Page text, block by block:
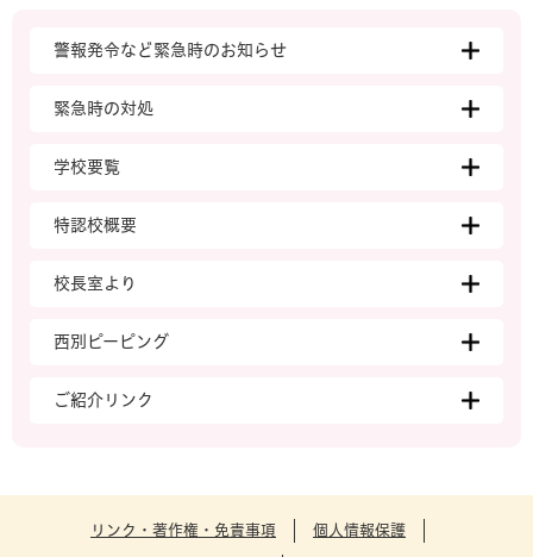
警報発令など緊急時のお知らせ
緊急時の対処
学校要覧
特認校概要
校長室より
西別ピーピング
ご紹介リンク
リンク・著作権・免責事項 個人情報保護